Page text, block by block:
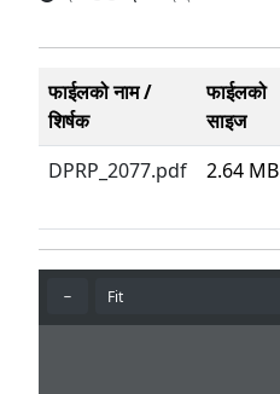
फाईलको नाम /
शिर्षक
फाईलको
साइज
DPRP_2077.pdf 2.64 MB